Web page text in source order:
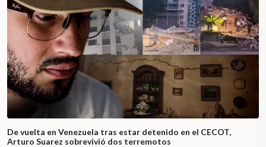
De vuelta en Venezuela tras estar detenido en el CECOT,
Arturo Suarez sobrevivió dos terremotos